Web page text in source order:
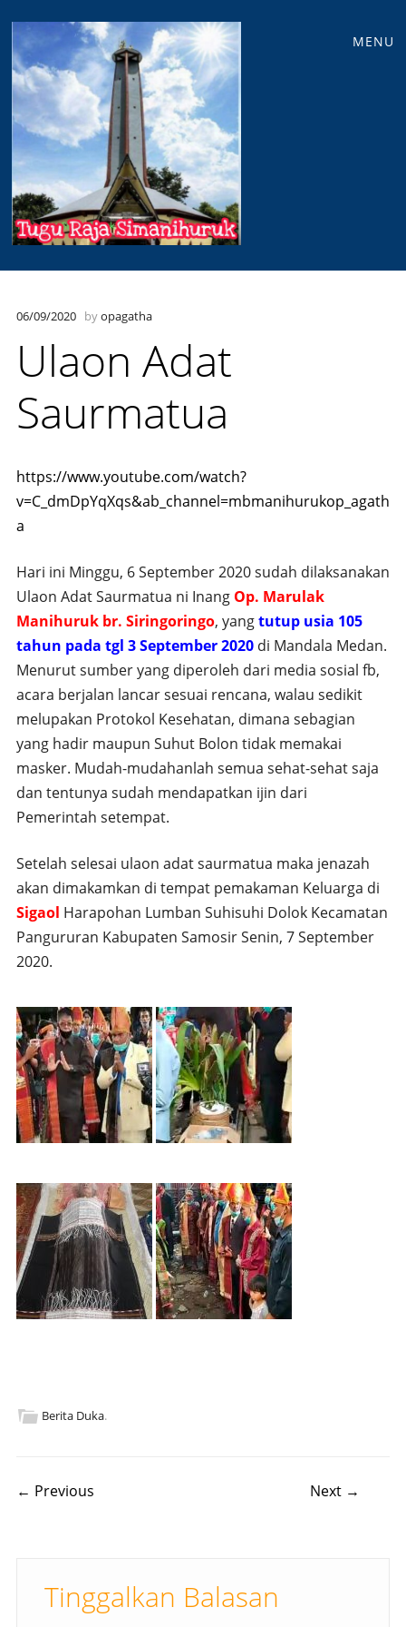
MENU
06/09/2020 byopagatha
Ulaon Adat
Saurmatua
https://www.youtube.com/watch?
v=C_dmDpYqXqs&ab_channel=mbmanihurukop_agath
a
Hari ini Minggu, 6 September 2020 sudah dilaksanakan
Ulaon Adat Saurmatua ni Inang Op. Marulak
Manihuruk br. Siringoringo, yangtutup usia 105
tahun pada tgl 3 September 2020di Mandala Medan.
Menurut sumber yang diperoleh dari media sosial fb,
acara berjalan lancar sesuai rencana, walau sedikit
melupakan Protokol Kesehatan, dimana sebagian
yang hadir maupun Suhut Bolon tidak memakai
masker. Mudah-mudahanlah semua sehat-sehat saja
dan tentunya sudah mendapatkan ijin dari
Pemerintah setempat.
Setelah selesai ulaon adat saurmatua maka jenazah
akan dimakamkan di tempat pemakaman Keluarga di
Sigaol Harapohan Lumban Suhisuhi Dolok Kecamatan
Pangururan Kabupaten Samosir Senin, 7 September
2020.
Berita Duka.
Post navigation
← Previous Next →
Tinggalkan Balasan